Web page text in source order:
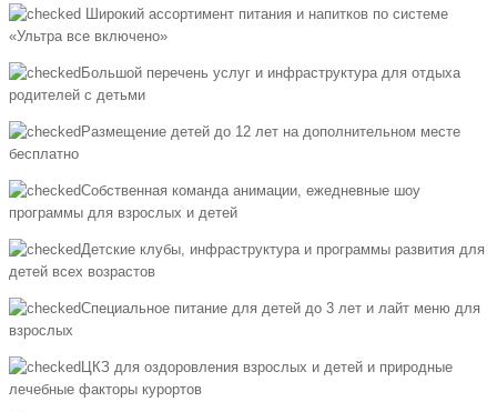
Широкий ассортимент питания и напитков по системе
«Ультра все включено»
Большой перечень услуг и инфраструктура для отдыха
родителей с детьми
Размещение детей до 12 лет на дополнительном месте
бесплатно
Собственная команда анимации, ежедневные шоу
программы для взрослых и детей
Детские клубы, инфраструктура и программы развития для
детей всех возрастов
Специальное питание для детей до 3 лет и лайт меню для
взрослых
ЦКЗ для оздоровления взрослых и детей и природные
лечебные факторы курортов